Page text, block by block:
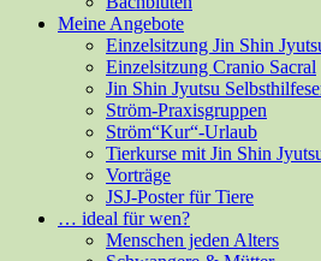
Meine Angebote
Einzelsitzung Jin Shin
Einzelsitzung Cranio Sacral
Jin Shin Jyutsu
Ström-Praxisgruppen
Ström“Kur“-Urlaub
Tierkurse mit Jin Shin
Vorträge
JSJ-Poster für Tiere
… ideal für wen?
Menschen jeden Alters